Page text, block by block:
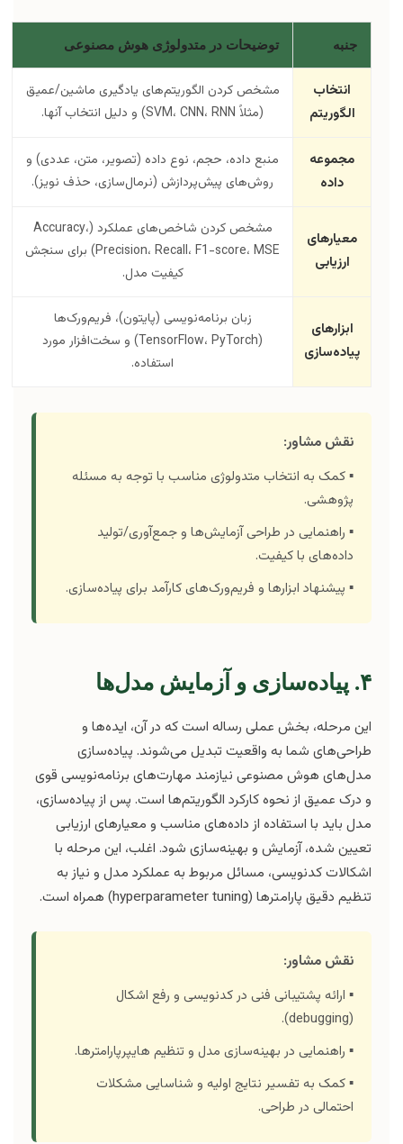
جنبه توضیحات در متدولوژی هوش مصنوعی
انتخاب
الگوریتم
مشخص کردن الگوریتم‌های یادگیری ماشین/عمیق
(مثلاً SVM، CNN، RNN) و دلیل انتخاب آنها.
مجموعه
داده
منبع داده، حجم، نوع داده (تصویر، متن، عددی) و
روش‌های پیش‌پردازش (نرمال‌سازی، حذف نویز).
معیارهای
ارزیابی
مشخص کردن شاخص‌های عملکرد (Accuracy،
Precision، Recall، F1-score، MSE) برای سنجش
کیفیت مدل.
ابزارهای
پیاده‌سازی
زبان برنامه‌نویسی (پایتون)، فریم‌ورک‌ها
(TensorFlow، PyTorch) و سخت‌افزار مورد
استفاده.
نقش مشاور:
▪️ کمک به انتخاب متدولوژی مناسب با توجه به مسئله
پژوهشی.
▪️ راهنمایی در طراحی آزمایش‌ها و جمع‌آوری/تولید
داده‌های با کیفیت.
▪️ پیشنهاد ابزارها و فریم‌ورک‌های کارآمد برای پیاده‌سازی.
۴. پیاده‌سازی و آزمایش مدل‌ها
این مرحله، بخش عملی رساله است که در آن، ایده‌ها و
طراحی‌های شما به واقعیت تبدیل می‌شوند. پیاده‌سازی
مدل‌های هوش مصنوعی نیازمند مهارت‌های برنامه‌نویسی قوی
و درک عمیق از نحوه کارکرد الگوریتم‌ها است. پس از پیاده‌سازی،
مدل باید با استفاده از داده‌های مناسب و معیارهای ارزیابی
تعیین شده، آزمایش و بهینه‌سازی شود. اغلب، این مرحله با
اشکالات کدنویسی، مسائل مربوط به عملکرد مدل و نیاز به
تنظیم دقیق پارامترها (hyperparameter tuning) همراه است.
نقش مشاور:
▪️ ارائه پشتیبانی فنی در کدنویسی و رفع اشکال
(debugging).
▪️ راهنمایی در بهینه‌سازی مدل و تنظیم هایپرپارامترها.
▪️ کمک به تفسیر نتایج اولیه و شناسایی مشکلات
احتمالی در طراحی.